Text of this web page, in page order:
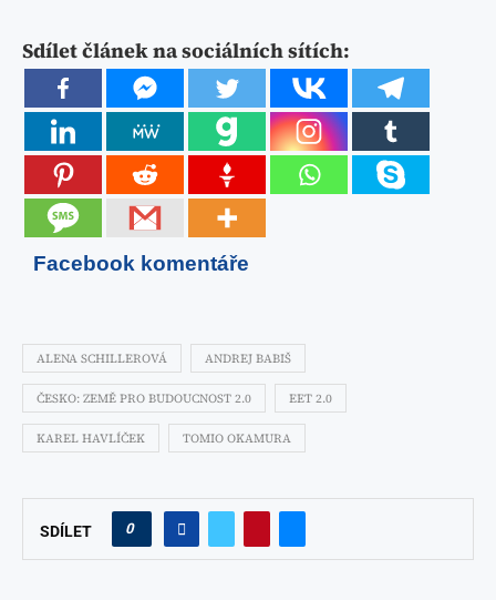
Sdílet článek na sociálních sítích:
Facebook komentáře
ALENA SCHILLEROVÁ ANDREJ BABIŠ
ČESKO: ZEMĚ PRO BUDOUCNOST 2.0 EET 2.0
KAREL HAVLÍČEK TOMIO OKAMURA
SDÍLET 0